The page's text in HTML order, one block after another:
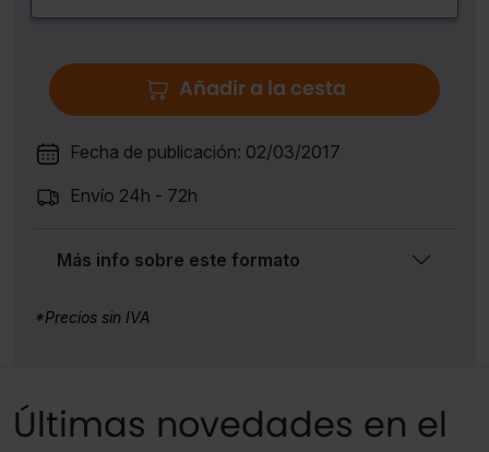
Añadir a la cesta
Fecha de publicación: 02/03/2017
Envío 24h - 72h
Más info sobre este formato
*Precios sin IVA
Últimas novedades en el